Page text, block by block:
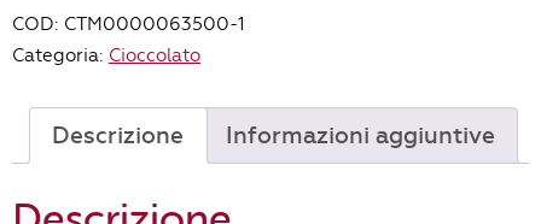
COD: CTM0000063500-1
Categoria: Cioccolato
Descrizione Informazioni aggiuntive